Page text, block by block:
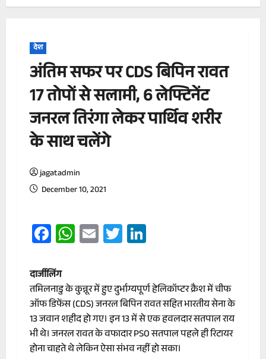
देश
अंतिम सफर पर CDS बिपिन रावत
17 तोपों से सलामी, 6 लेफ्टिनेंट
जनरल तिरंगा लेकर पार्थिव शरीर
के साथ चलेंगे
jagatadmin
December 10, 2021
Facebook
WhatsApp
EmailTwitter
दार्जीलिंग
तमिलनाडु के कुन्नूर में हुए दुर्भाग्यपूर्ण हेलिकॉप्टर क्रैश में चीफ
ऑफ डिफेंस (CDS) जनरल बिपिन रावत सहित भारतीय सेना के
13 जवान शहीद हो गए। इन 13 में से एक हवलदार सतपाल राय
भी थे। जनरल रावत के वफादार PSO सतपाल पहले ही रिटायर
होना चाहते थे लेकिन ऐसा संभव नहीं हो सका।